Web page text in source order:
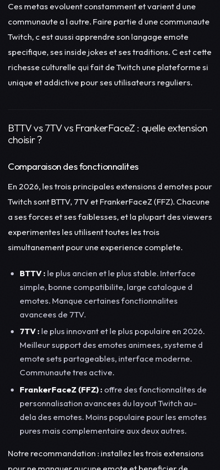
Ces metas evoluent constamment et varient d une
communaute a l autre. Faire partie d une communaute
Twitch, c est aussi apprendre son langage emote
specifique, ses inside jokes et ses traditions. C est cette
richesse culturelle qui fait de Twitch une plateforme si
unique et addictive pour ses utilisateurs reguliers.
BTTV vs 7TV vs FrankerFaceZ : quelle extension
choisir ?
Comparaison des fonctionnalites
En 2026, les trois principales extensions d emotes pour
Twitch sont BTTV, 7TV et FrankerFaceZ (FFZ). Chacune
a ses forces et ses faiblesses, et la plupart des viewers
experimentes les utilisent toutes les trois
simultanement pour une experience complete.
BTTV : le plus ancien et le plus stable. Interface
simple, bonne compatibilite, large catalogue d
emotes. Manque certaines fonctionnalites
avancees de 7TV.
7TV : le plus innovant et le plus populaire en 2026.
Meilleur support des emotes animees, systeme d
emote sets partageables, interface moderne.
Communaute tres active.
FrankerFaceZ (FFZ) : offre des fonctionnalites de
personnalisation avancees du layout Twitch au-
dela des emotes. Moins populaire pour les emotes
pures mais complementaire aux deux autres.
Notre recommandation : installez les trois extensions